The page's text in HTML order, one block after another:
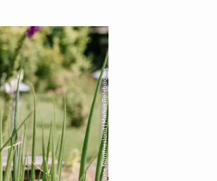
© Nordseeküste Nordfriesland | Markus Rohrbacher